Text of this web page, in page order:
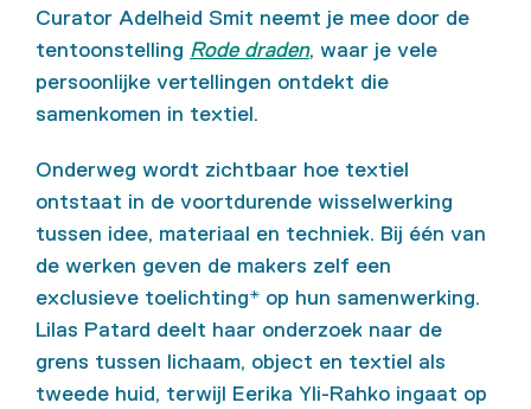
Curator Adelheid Smit neemt je mee door de
tentoonstelling Rode draden, waar je vele
persoonlijke vertellingen ontdekt die
samenkomen in textiel.
Onderweg wordt zichtbaar hoe textiel
ontstaat in de voortdurende wisselwerking
tussen idee, materiaal en techniek. Bij één van
de werken geven de makers zelf een
exclusieve toelichting* op hun samenwerking.
Lilas Patard deelt haar onderzoek naar de
grens tussen lichaam, object en textiel als
tweede huid, terwijl Eerika Yli-Rahko ingaat op